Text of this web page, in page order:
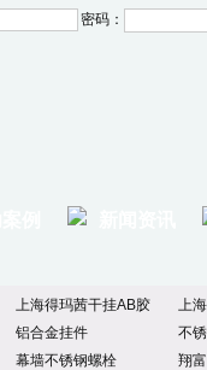
密码：
上海得玛茜干挂AB胶
上
铝合金挂件
不
幕墙不锈钢螺栓
翔